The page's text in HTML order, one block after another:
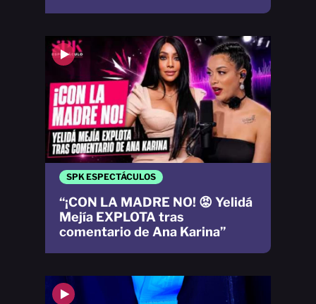
SPK ESPECTÁCULOS
“¡CON LA MADRE NO! 😡 Yelidá
Mejía EXPLOTA tras
comentario de Ana Karina”